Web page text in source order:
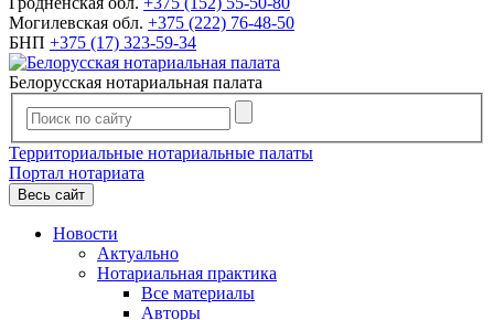
Могилевская обл. +375 (222) 76-48-50
БНП +375 (17) 323-59-34
Белорусская нотариальная палата
Территориальные нотариальные палаты
Портал нотариата
Весь сайт
Новости
Актуально
Нотариальная практика
Все материалы
Авторы